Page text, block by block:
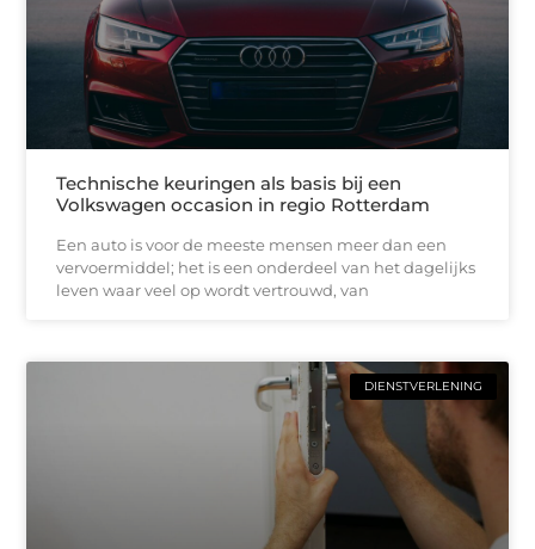
Technische keuringen als basis bij een
Volkswagen occasion in regio Rotterdam
Een auto is voor de meeste mensen meer dan een
vervoermiddel; het is een onderdeel van het dagelijks
leven waar veel op wordt vertrouwd, van
DIENSTVERLENING